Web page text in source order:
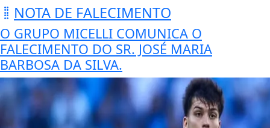
NOTA DE FALECIMENTO
O GRUPO MICELLI COMUNICA O
FALECIMENTO DO SR. JOSÉ MARIA
BARBOSA DA SILVA.